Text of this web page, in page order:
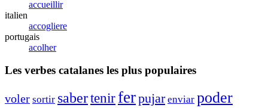
accueillir
italien
accogliere
portugais
acolher
Les verbes catalanes les plus populaires
voler sortir sabertenirferpujar enviar poder